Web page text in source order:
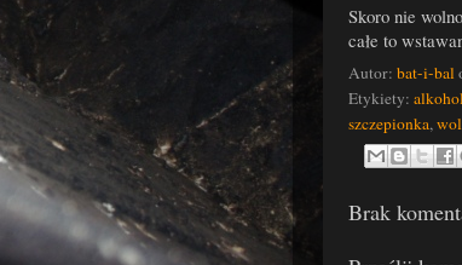
Skoro nie
całe to
Autor: bat-i-bal
Etykiety: alkohol
szczepionka,
Brak